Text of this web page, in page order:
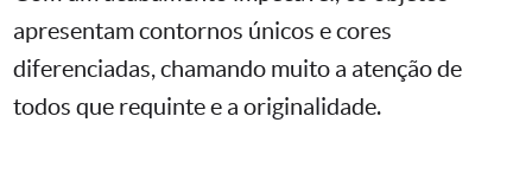
apresentam contornos únicos e cores
diferenciadas, chamando muito a atenção de
todos que requinte e a originalidade.